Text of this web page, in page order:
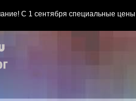
С 1 сентября специальные